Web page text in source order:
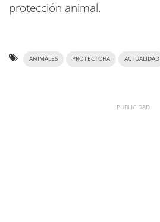
protección animal.
ANIMALES PROTECTORA ACTUALIDAD